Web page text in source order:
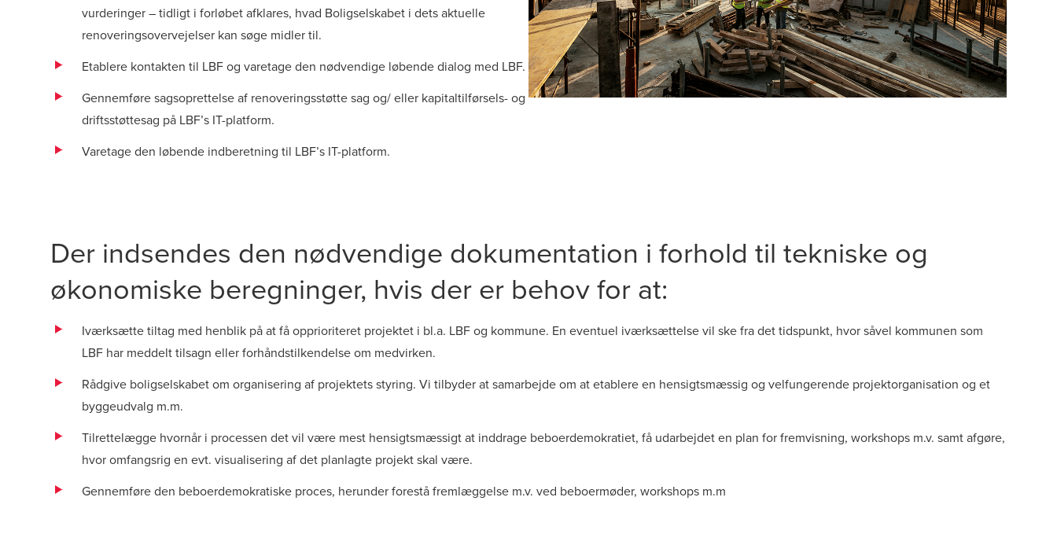
vurderinger – tidligt i forløbet afklares, hvad Boligselskabet i dets aktuelle
renoveringsovervejelser kan søge midler til.
Etablere kontakten til LBF og varetage den nødvendige løbende dialog med LBF.
Gennemføre sagsoprettelse af renoveringsstøtte sag og/ eller kapitaltilførsels- og
driftsstøttesag på LBF’s IT-platform.
Varetage den løbende indberetning til LBF’s IT-platform.
Der indsendes den nødvendige dokumentation i forhold til tekniske og
økonomiske beregninger, hvis der er behov for at:
Iværksætte tiltag med henblik på at få opprioriteret projektet i bl.a. LBF og kommune. En eventuel iværksættelse vil ske fra det tidspunkt, hvor såvel kommunen som
LBF har meddelt tilsagn eller forhåndstilkendelse om medvirken.
Rådgive boligselskabet om organisering af projektets styring. Vi tilbyder at samarbejde om at etablere en hensigtsmæssig og velfungerende projektorganisation og et
byggeudvalg m.m.
Tilrettelægge hvornår i processen det vil være mest hensigtsmæssigt at inddrage beboerdemokratiet, få udarbejdet en plan for fremvisning, workshops m.v. samt afgøre,
hvor omfangsrig en evt. visualisering af det planlagte projekt skal være.
Gennemføre den beboerdemokratiske proces, herunder forestå fremlæggelse m.v. ved beboermøder, workshops m.m